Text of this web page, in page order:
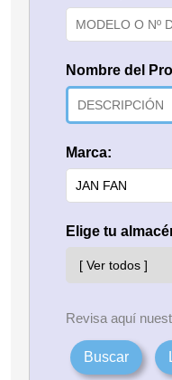
Nombre del
Marca:
Elige tu
Revisa aquí
Buscar